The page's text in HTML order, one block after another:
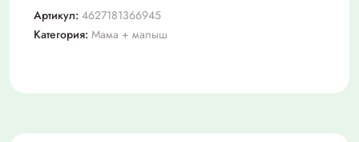
Артикул: 4627181366945
Категория: Мама + малыш